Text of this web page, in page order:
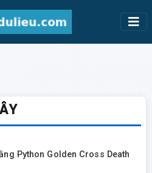
Python Golden Cross Death